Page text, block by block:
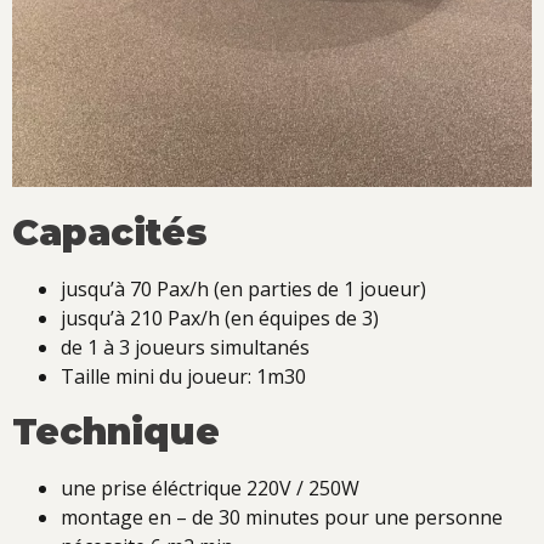
Capacités
jusqu’à 70 Pax/h (en parties de 1 joueur)
jusqu’à 210 Pax/h (en équipes de 3)
de 1 à 3 joueurs simultanés
Taille mini du joueur: 1m30
Technique
une prise éléctrique 220V / 250W
montage en – de 30 minutes pour une personne